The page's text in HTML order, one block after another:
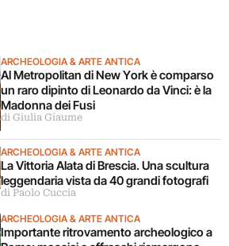
ARCHEOLOGIA & ARTE ANTICA
Al Metropolitan di New York è comparso
un raro dipinto di Leonardo da Vinci: è la
Madonna dei Fusi
di Giulia Giaume
ARCHEOLOGIA & ARTE ANTICA
La Vittoria Alata di Brescia. Una scultura
leggendaria vista da 40 grandi fotografi
di Paolo Cuccia
ARCHEOLOGIA & ARTE ANTICA
Importante ritrovamento archeologico a